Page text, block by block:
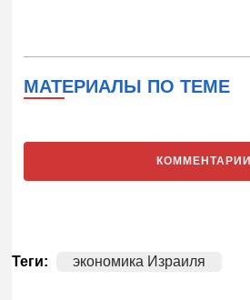
МАТЕРИАЛЫ ПО ТЕМЕ
КОММЕНТАРИИ
Теги: экономика Израиля